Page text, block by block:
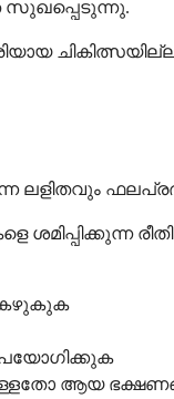
സുഖപ്പെടുന്നു.
കഴുകുക
ആയ